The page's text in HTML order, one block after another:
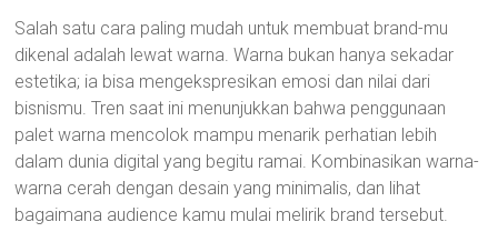
Salah satu cara paling mudah untuk membuat brand-mu
dikenal adalah lewat warna. Warna bukan hanya sekadar
estetika; ia bisa mengekspresikan emosi dan nilai dari
bisnismu. Tren saat ini menunjukkan bahwa penggunaan
palet warna mencolok mampu menarik perhatian lebih
dalam dunia digital yang begitu ramai. Kombinasikan warna-
warna cerah dengan desain yang minimalis, dan lihat
bagaimana audience kamu mulai melirik brand tersebut.